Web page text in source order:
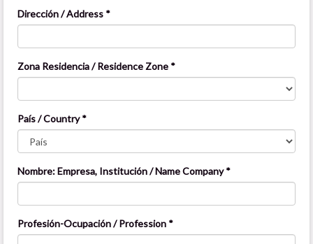
Dirección / Address *
Zona Residencia / Residence Zone *
País / Country *
Nombre: Empresa, Institución / Name Company *
Profesión-Ocupación / Profession *